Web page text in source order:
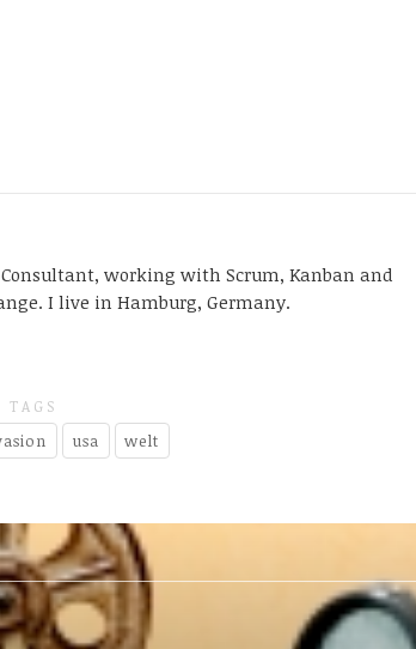
working with Scrum, Kanban and
I live in Hamburg, Germany.
TAGS
usa welt